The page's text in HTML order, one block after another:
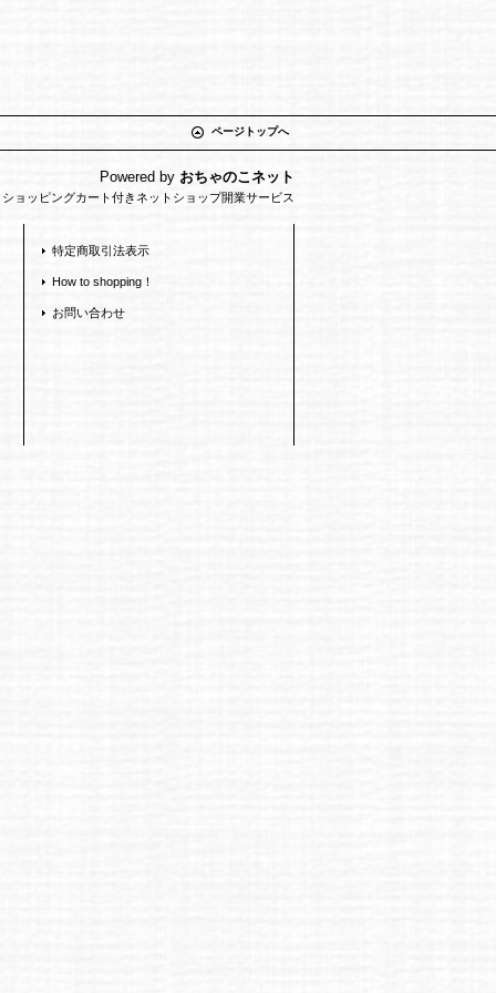
ページトップへ
Powered by おちゃのこネット
ョッピングカート付きネットショップ開業サービス
特定商取引法表示
How to shopping！
お問い合わせ